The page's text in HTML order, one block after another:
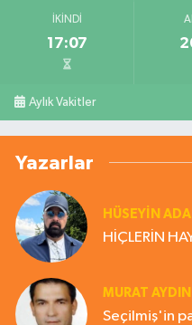
İKINDI
17:07
Aylık Vakitler
Yazarlar
HÜSEYIN
HİÇLERİN
MURAT AYDIN
Seçilmiş'in